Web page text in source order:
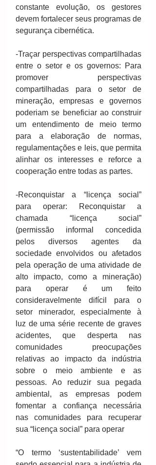
constante evolução, os gestores
devem fortalecer seus programas de
segurança cibernética.
-Traçar perspectivas compartilhadas
entre o setor e os governos: Para
promover perspectivas
compartilhadas para o setor de
mineração, empresas e governos
poderiam se beneficiar ao construir
um entendimento de meio termo
para a elaboração de normas,
regulamentações e leis, que permita
alinhar os interesses e reforce a
cooperação entre todas as partes.
-Reconquistar a “licença social”
para operar: Reconquistar a
chamada “licença social”
(permissão informal concedida
pelos diversos agentes da
sociedade envolvidos ou afetados
pela operação de uma atividade de
alto impacto, como a mineração)
para operar é um feito
consideravelmente difícil para o
setor minerador, especialmente à
luz de uma série recente de graves
acidentes, que desperta nas
comunidades preocupações
relativas ao impacto da indústria
sobre o meio ambiente e as
pessoas. Ao reduzir sua pegada
ambiental, as empresas podem
fomentar a confiança necessária
nas comunidades para recuperar
sua “licença social” para operar
“O termo ‘sustentabilidade’ vem